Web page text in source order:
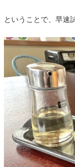
ということで、早速